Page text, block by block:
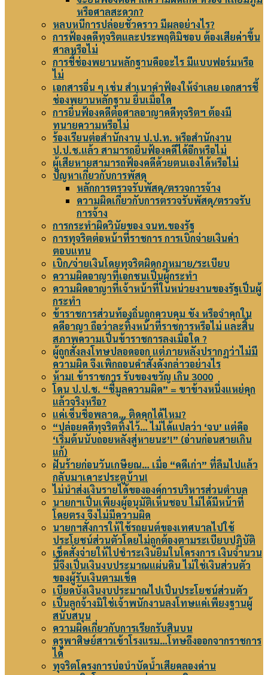
หรือศาลสะดวก?
หลบหนีการปล่อยชั่วคราว มีผลอย่างไร?
การฟ้องคดีทุจริตและประพฤติมิชอบ ต้องเสียค่าขึ้น
ศาลหรือไม่
การชี้ช่องพยานหลักฐานคืออะไร มีแบบฟอร์มหรือ
ไม่
เอกสารอื่น ๆ เช่น สำเนาคำฟ้องให้จำเลย เอกสารชี้
ช่องพยานหลักฐาน ยื่นเมื่อใด
การยื่นฟ้องคดีต่อศาลอาญาคดีทุจริตฯ ต้องมี
ทนายความหรือไม่
ร้องเรียนต่อสำนักงาน ป.ป.ท. หรือสำนักงาน
ป.ป.ช.แล้ว สามารถยื่นฟ้องคดีได้อีกหรือไม่
ผู้เสียหายสามารถฟ้องคดีด้วยตนเองได้หรือไม่
ปัญหาเกี่ยวกับการพัสดุ
หลักการตรวจรับพัสดุ/ตรวจการจ้าง
ความผิดเกี่ยวกับการตรวจรับพัสดุ/ตรวจรับ
การจ้าง
การกระทำผิดวินัยของ จนท.ของรัฐ
การทุจริตต่อหน้าที่ราชการ การเบิกจ่ายเงินค่า
ตอบแทน
เบิก/จ่ายเงินโดยทุจริตผิดกฎหมาย/ระเบียบ
ความผิดอาญาที่เอกชนเป็นผู้กระทำ
ความผิดอาญาที่เจ้าหน้าที่ในหน่วยงานของรัฐเป็นผู้
กระทำ
ข้าราชการส่วนท้องถิ่นถูกควบคุม ขัง หรือจำคุกใน
คดีอาญา ถือว่าละทิ้งหน้าที่ราชการหรือไม่ และสิ้น
สภาพความเป็นข้าราชการลงเมื่อใด ?
ผู้ถูกสั่งลงโทษปลอดออก แต่ภายหลังปรากฏว่าไม่มี
ความผิด จึงเพิกถอนคำสั่งดังกล่าวอย่างไร
ห้าม! ข้าราชการ รับของขวัญ เกิน 3000
โดน ป.ป.ช. “ชี้มูลความผิด” = ขาข้างหนึ่งแหย่คุก
แล้วจริงหรือ?
แค่เซ็นชื่อพลาด… ติดคุกได้ไหม?
“ปล่อยคดีทุจริตทิ้งไว้… ไม่ได้แปลว่า ‘จบ’ แต่คือ
‘เริ่มต้นนับถอยหลังสู่หายนะ’!” (อ่านก่อนสายเกิน
แก้)
ฝันร้ายก่อนวันเกษียณ… เมื่อ “คดีเก่า” ที่ลืมไปแล้ว
กลับมาเคาะประตูบ้าน!
ไม่นำส่งเงินรายได้ขององค์การบริหารส่วนตำบล
นายกฯเป็นเพียงผู้อนุมัติเห็นชอบ ไม่ได้มีหน้าที่
โดยตรง จึงไม่มีความผิด
นายกฯสั่งการให้ใช้รถยนต์ของเทศบาลไปใช้
ประโยชน์ส่วนตัวโดยไม่ถูกต้องตามระเบียบปฏิบัติ
เช็คสั่งจ่ายให้ไปชำระเงินยืมในโครงการ เงินจำนวน
นี้จึงเป็นเงินงบประมาณแผ่นดิน ไม่ใช่เงินส่วนตัว
ของผู้รับเงินตามเช็ค
เบียดบังเงินงบประมาณไปเป็นประโยชน์ส่วนตัว
เป็นลูกจ้างมิใช่เจ้าพนักงานลงโทษแค่เพียงฐานผู้
สนับสนุน
ความผิดเกี่ยวกับการเรียกรับสินบน
ครูพาศิษย์สาวเข้าโรงแรม…โทษถึงออกจากราชการ
ได้
ทุจริตโครงการบ่อบำบัดน้ำเสียคลองด่าน